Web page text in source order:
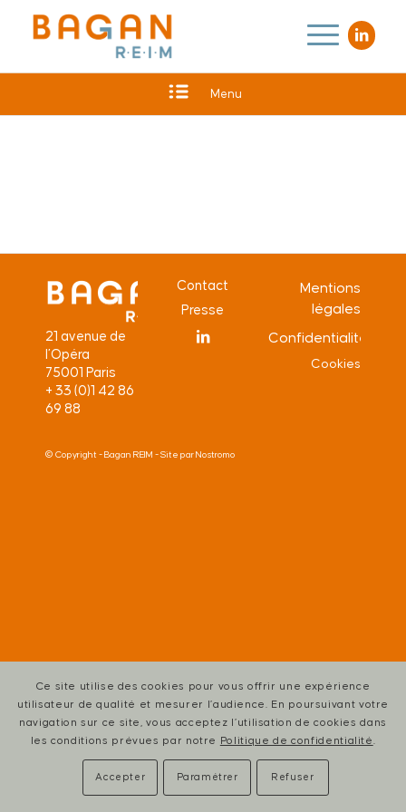
Menu
21 avenue de
l’Opéra
75001 Paris
+ 33 (0)1 42 86
69 88
Contact
Presse
Mentions
légales
Confidentialité
Cookies
© Copyright - Bagan REIM - Site par Nostromo
Ce site utilise des cookies pour vous offrir une expérience
utilisateur de qualité et mesurer l’audience. En poursuivant votre
navigation sur ce site, vous acceptez l’utilisation de cookies dans
les conditions prévues par notre Politique de confidentialité.
Accepter Paramétrer Refuser